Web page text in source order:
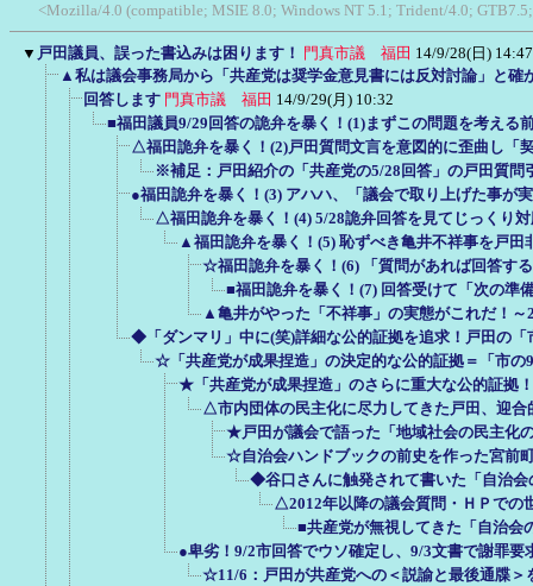
<Mozilla/4.0 (compatible; MSIE 8.0; Windows NT 5.1; Trident/4.0;
▼ 戸田議員、誤った書込みは困ります！ 門真市議 福田 14/9/28(日) 14:47
▲私は議会事務局から「共産党は奨学金意見書には反対討論」と確
回答します 門真市議 福田 14/9/29(月) 10:32
■福田議員9/29回答の詭弁を暴く！(1)まずこの問題を考える
△福田詭弁を暴く！(2)戸田質問文言を意図的に歪曲し「
※補足：戸田紹介の「共産党の5/28回答」の戸田質問
●福田詭弁を暴く！(3) アハハ、「議会で取り上げた事が
△福田詭弁を暴く！(4) 5/28詭弁回答を見てじっくり
▲福田詭弁を暴く！(5) 恥ずべき亀井不祥事を戸田
☆福田詭弁を暴く！(6) 「質問があれば回答す
■福田詭弁を暴く！(7) 回答受けて「次の準
▲亀井がやった「不祥事」の実態がこれだ！
◆「ダンマリ」中に(笑)詳細な公的証拠を追求！戸田の「
☆「共産党が成果捏造」の決定的な公的証拠＝「市の
★「共産党が成果捏造」のさらに重大な公的証拠
△市内団体の民主化に尽力してきた戸田、迎
★戸田が議会で語った「地域社会の民主化
☆自治会ハンドブックの前史を作った宮前
◆谷口さんに触発されて書いた「自治
△2012年以降の議会質問・ＨＰでの
■共産党が無視してきた「自治会
●卑劣！9/2市回答でウソ確定し、9/3文書で謝罪
☆11/6：戸田が共産党への＜説諭と最後通牒＞